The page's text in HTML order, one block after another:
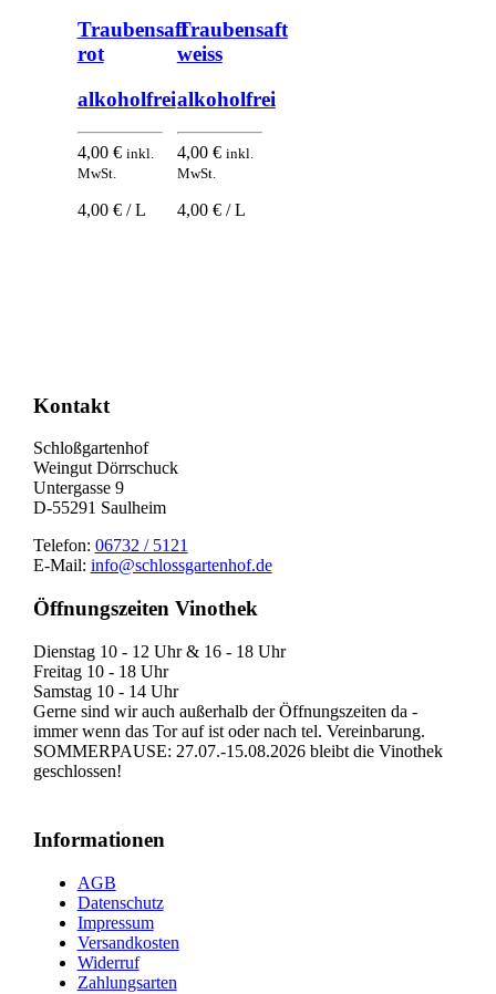
Traubensaft
rot
alkoholfrei
4,00 € inkl.
MwSt.
4,00 € / L
Traubensaft
weiss
alkoholfrei
4,00 € inkl.
MwSt.
4,00 € / L
Kontakt
Schloßgartenhof
Weingut Dörrschuck
Untergasse 9
D-55291 Saulheim
Telefon: 06732 / 5121
E-Mail: info@schlossgartenhof.de
Öffnungszeiten Vinothek
Dienstag 10 - 12 Uhr & 16 - 18 Uhr
Freitag 10 - 18 Uhr
Samstag 10 - 14 Uhr
Gerne sind wir auch außerhalb der Öffnungszeiten da -
immer wenn das Tor auf ist oder nach tel. Vereinbarung.
SOMMERPAUSE: 27.07.-15.08.2026 bleibt die Vinothek
geschlossen!
Informationen
AGB
Datenschutz
Impressum
Versandkosten
Widerruf
Zahlungsarten